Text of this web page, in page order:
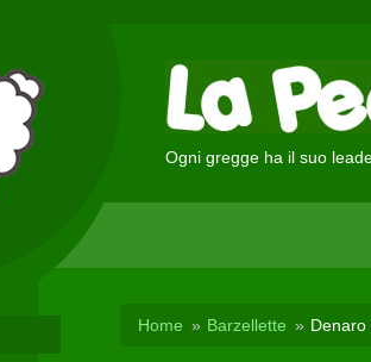
Ogni gregge ha il suo
Home Barzellette Denaro